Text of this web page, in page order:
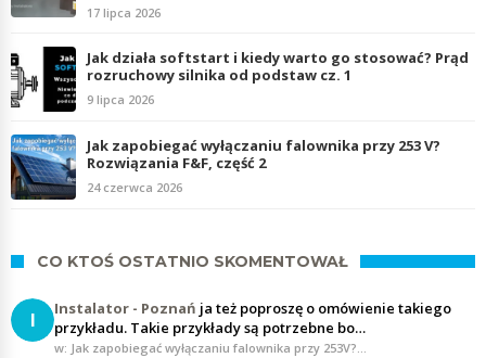
17 lipca 2026
Jak działa softstart i kiedy warto go stosować? Prąd
rozruchowy silnika od podstaw cz. 1
9 lipca 2026
Jak zapobiegać wyłączaniu falownika przy 253 V?
Rozwiązania F&F, część 2
24 czerwca 2026
CO KTOŚ OSTATNIO SKOMENTOWAŁ
I Instalator - Poznań ja też poproszę o omówienie takiego
przykładu. Takie przykłady są potrzebne bo…
w: Jak zapobiegać wyłączaniu falownika przy 253V?…